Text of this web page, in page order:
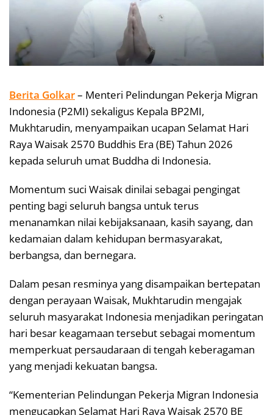
Berita Golkar– Menteri Pelindungan Pekerja Migran
Indonesia (P2MI) sekaligus Kepala BP2MI,
Mukhtarudin, menyampaikan ucapan Selamat Hari
Raya Waisak 2570 Buddhis Era (BE) Tahun 2026
kepada seluruh umat Buddha di Indonesia.
Momentum suci Waisak dinilai sebagai pengingat
penting bagi seluruh bangsa untuk terus
menanamkan nilai kebijaksanaan, kasih sayang, dan
kedamaian dalam kehidupan bermasyarakat,
berbangsa, dan bernegara.
Dalam pesan resminya yang disampaikan bertepatan
dengan perayaan Waisak, Mukhtarudin mengajak
seluruh masyarakat Indonesia menjadikan peringatan
hari besar keagamaan tersebut sebagai momentum
memperkuat persaudaraan di tengah keberagaman
yang menjadi kekuatan bangsa.
“Kementerian Pelindungan Pekerja Migran Indonesia
mengucapkan Selamat Hari Raya Waisak 2570 BE